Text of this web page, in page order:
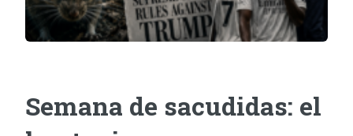
Semana de sacudidas: el